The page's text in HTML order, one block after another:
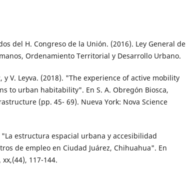
del H. Congreso de la Unión. (2016). Ley General de
Ordenamiento Territorial y Desarrollo Urbano.
y V. Leyva. (2018). "The experience of active mobility
to urban habitability". En S. A. Obregón Biosca,
(pp. 45- 69). Nueva York: Nova Science
"La estructura espacial ur­bana y accesibilidad
de empleo en Ciudad Juárez, Chihuahua". En
117-144.